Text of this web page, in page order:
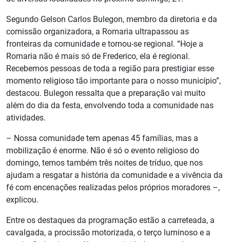
Segundo Gelson Carlos Bulegon, membro da diretoria e da
comissão organizadora, a Romaria ultrapassou as
fronteiras da comunidade e tornou-se regional. “Hoje a
Romaria não é mais só de Frederico, ela é regional.
Recebemos pessoas de toda a região para prestigiar esse
momento religioso tão importante para o nosso município”,
destacou. Bulegon ressalta que a preparação vai muito
além do dia da festa, envolvendo toda a comunidade nas
atividades.
– Nossa comunidade tem apenas 45 famílias, mas a
mobilização é enorme. Não é só o evento religioso do
domingo, temos também três noites de tríduo, que nos
ajudam a resgatar a história da comunidade e a vivência da
fé com encenações realizadas pelos próprios moradores –,
explicou.
Entre os destaques da programação estão a carreteada, a
cavalgada, a procissão motorizada, o terço luminoso e a